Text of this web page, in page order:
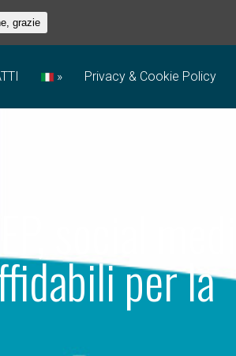
Privacy & Cookie Policy
social media
per la
grazie